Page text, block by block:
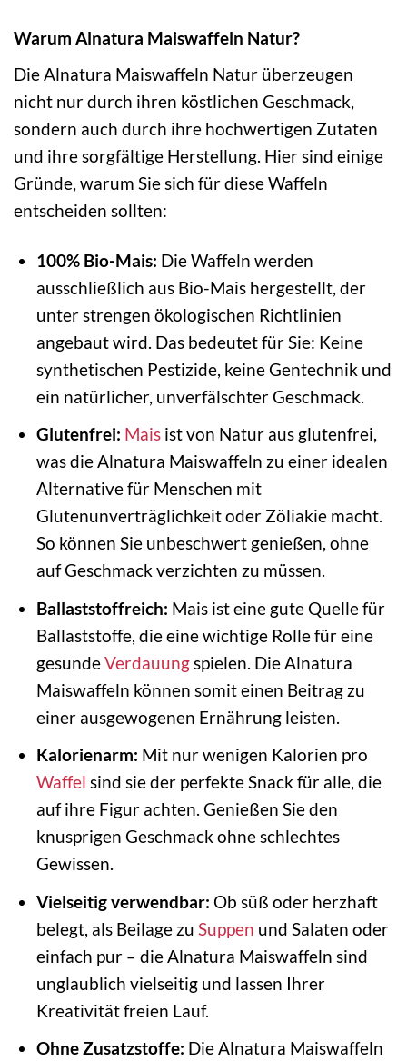
Warum Alnatura Maiswaffeln Natur?
Die Alnatura Maiswaffeln Natur überzeugen
nicht nur durch ihren köstlichen Geschmack,
sondern auch durch ihre hochwertigen Zutaten
und ihre sorgfältige Herstellung. Hier sind einige
Gründe, warum Sie sich für diese Waffeln
entscheiden sollten:
100% Bio-Mais: Die Waffeln werden
ausschließlich aus Bio-Mais hergestellt, der
unter strengen ökologischen Richtlinien
angebaut wird. Das bedeutet für Sie: Keine
synthetischen Pestizide, keine Gentechnik und
ein natürlicher, unverfälschter Geschmack.
Glutenfrei: Maisist von Natur aus glutenfrei,
was die Alnatura Maiswaffeln zu einer idealen
Alternative für Menschen mit
Glutenunverträglichkeit oder Zöliakie macht.
So können Sie unbeschwert genießen, ohne
auf Geschmack verzichten zu müssen.
Ballaststoffreich: Mais ist eine gute Quelle für
Ballaststoffe, die eine wichtige Rolle für eine
gesundeVerdauungspielen. Die Alnatura
Maiswaffeln können somit einen Beitrag zu
einer ausgewogenen Ernährung leisten.
Kalorienarm: Mit nur wenigen Kalorien pro
Waffel sind sie der perfekte Snack für alle, die
auf ihre Figur achten. Genießen Sie den
knusprigen Geschmack ohne schlechtes
Gewissen.
Vielseitig verwendbar: Ob süß oder herzhaft
belegt, als Beilage zu Suppen und Salaten oder
einfach pur – die Alnatura Maiswaffeln sind
unglaublich vielseitig und lassen Ihrer
Kreativität freien Lauf.
Ohne Zusatzstoffe: Die Alnatura Maiswaffeln